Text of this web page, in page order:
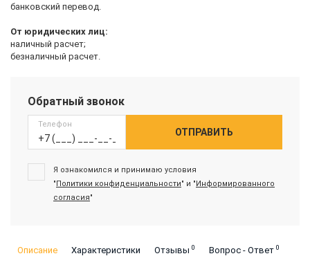
банковский перевод.
От юридических лиц:
наличный расчет;
безналичный расчет.
Обратный звонок
Телефон
ОТПРАВИТЬ
Я ознакомился и принимаю условия
"Политики конфиденциальности" и "Информированного
согласия"
Описание Характеристики Отзывы 0 Вопрос - Ответ 0